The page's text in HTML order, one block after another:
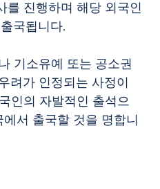
를 진행하며 해당 외국인
국됩니다.
기소유예 또는 공소권
려가 인정되는 사정이
인의 자발적인 출석으
서 출국할 것을 명합니